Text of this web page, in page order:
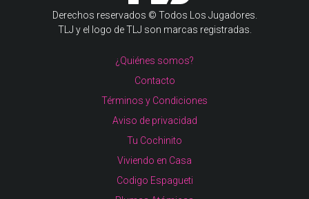
Derechos reservados © Todos Los Jugadores.
TLJ y el logo de TLJ son marcas registradas.
¿Quiénes somos?
Contacto
Términos y Condiciones
Aviso de privacidad
Tu Cochinito
Viviendo en Casa
Codigo Espagueti